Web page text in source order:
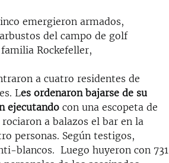
emergieron armados,
del campo de golf
Rockefeller,
a cuatro residentes de
Les ordenaron bajarse de su
ejecutandocon una escopeta de
a balazos el bar en la
personas. Según testigos,
blancos. ​ Luego huyeron con 731